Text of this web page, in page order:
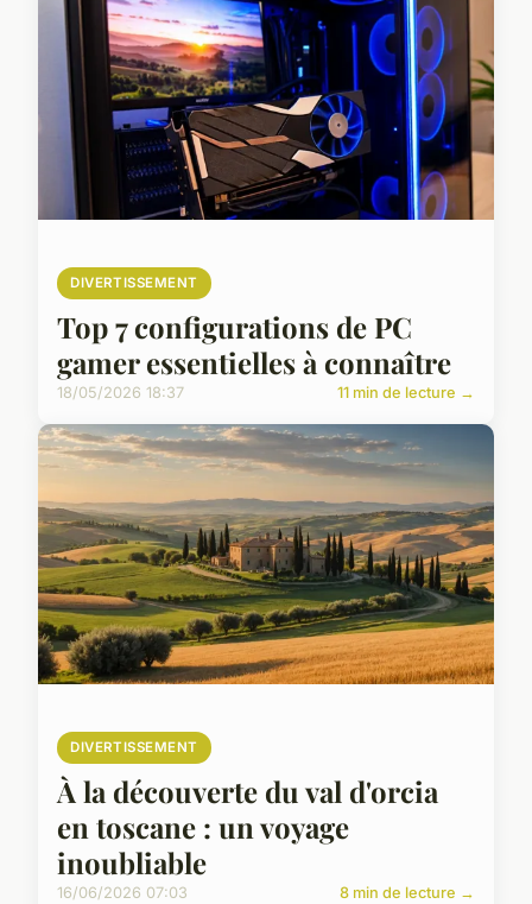
DIVERTISSEMENT
Top 7 configurations de PC
gamer essentielles à connaître
18/05/2026 18:37 11 min de lecture →
DIVERTISSEMENT
À la découverte du val d'orcia
en toscane : un voyage
inoubliable
16/06/2026 07:03 8 min de lecture →